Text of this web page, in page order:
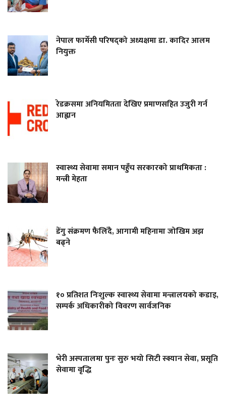
नेपाल फार्मेसी परिषद्को अध्यक्षमा डा. कादिर आलम
नियुक्त
रेडक्रसमा अनियमितता देखिए प्रमाणसहित उजुरी गर्न
आह्वान
स्वास्थ्य सेवामा समान पहुँच सरकारको प्राथमिकता :
मन्त्री मेहता
डेंगु संक्रमण फैलिँदै, आगामी महिनामा जोखिम अझ
बढ्ने
१० प्रतिशत निःशुल्क स्वास्थ्य सेवामा मन्त्रालयको कडाइ,
सम्पर्क अधिकारीको विवरण सार्वजनिक
भेरी अस्पतालमा पुनः सुरु भयो सिटी स्क्यान सेवा, प्रसूति
सेवामा वृद्धि